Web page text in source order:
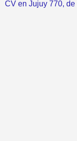
CV en Jujuy 770, de